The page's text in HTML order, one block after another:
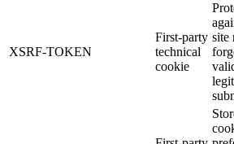
XSRF-TOKEN
First-party
technical
cookie
site